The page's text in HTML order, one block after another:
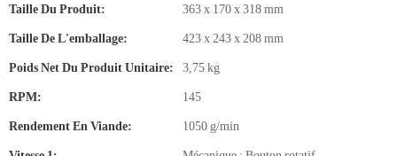
Taille Du Produit:
363 x 170 x 318 mm
Taille De L'emballage: 423 x 243 x 208 mm
Poids Net Du Produit Unitaire: 3,75 kg
RPM: 145
Rendement En Viande: 1050 g/min